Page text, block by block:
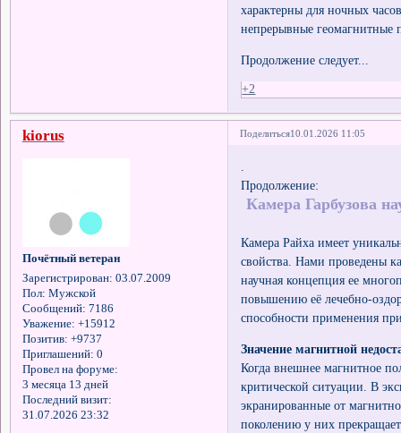
характерны для ночных
непрерывные геомагнитные
Продолжение следует...
+2
Поделиться10.01.2026 11:05
kiorus
Почётный ветеран
Зарегистрирован: 03.07.2009
Пол: Мужской
Сообщений: 7186
Уважение: +15912
Позитив: +9737
Приглашений: 0
Провел на форуме:
3 месяца 13 дней
Последний визит:
31.07.2026 23:32
Продолжение:
Камера Гарбузова
Камера Райха имеет
свойства. Нами проведены
научная концепция ее
повышению её лечебно-
способности применения
Значение магнитной
Когда внешнее магнитное
критической ситуации. В
экранированные от
поколению у них